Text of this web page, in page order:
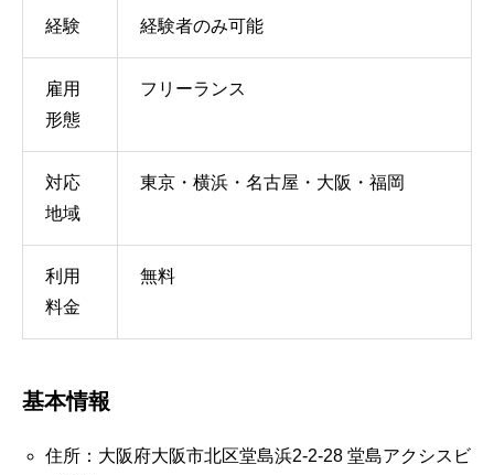
経験 経験者のみ可能
雇用
形態
フリーランス
対応
地域
東京・横浜・名古屋・大阪・福岡
利用
料金
無料
基本情報
住所：大阪府大阪市北区堂島浜2-2-28 堂島アクシスビ